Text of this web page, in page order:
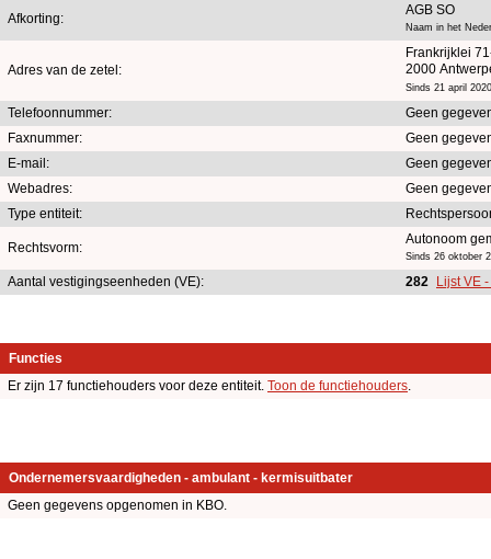
Afkorting:
AGB SO
Naam in het
Adres van de zetel:
Frankrijklei
2000
Sinds 21 april 2020
Telefoonnummer:
Geen
Faxnummer:
Geen
E-mail:
Geen
Webadres:
Geen
Type entiteit:
Rechtsvorm:
Autonoom
Sinds 26 oktober
Aantal vestigingseenheden (VE): 282 Lijst VE
Functies
Er zijn 17 functiehouders voor deze entiteit. Toon de functiehouders.
Ondernemersvaardigheden - ambulant - kermisuitbater
Geen gegevens opgenomen in KBO.